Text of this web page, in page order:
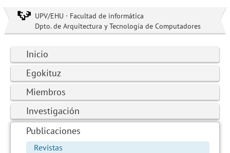
UPV/EHU · Facultad de informática
Dpto. de Arquitectura y Tecnología de Computadores
Inicio
Egokituz
Miembros
Investigación
Publicaciones
Revistas